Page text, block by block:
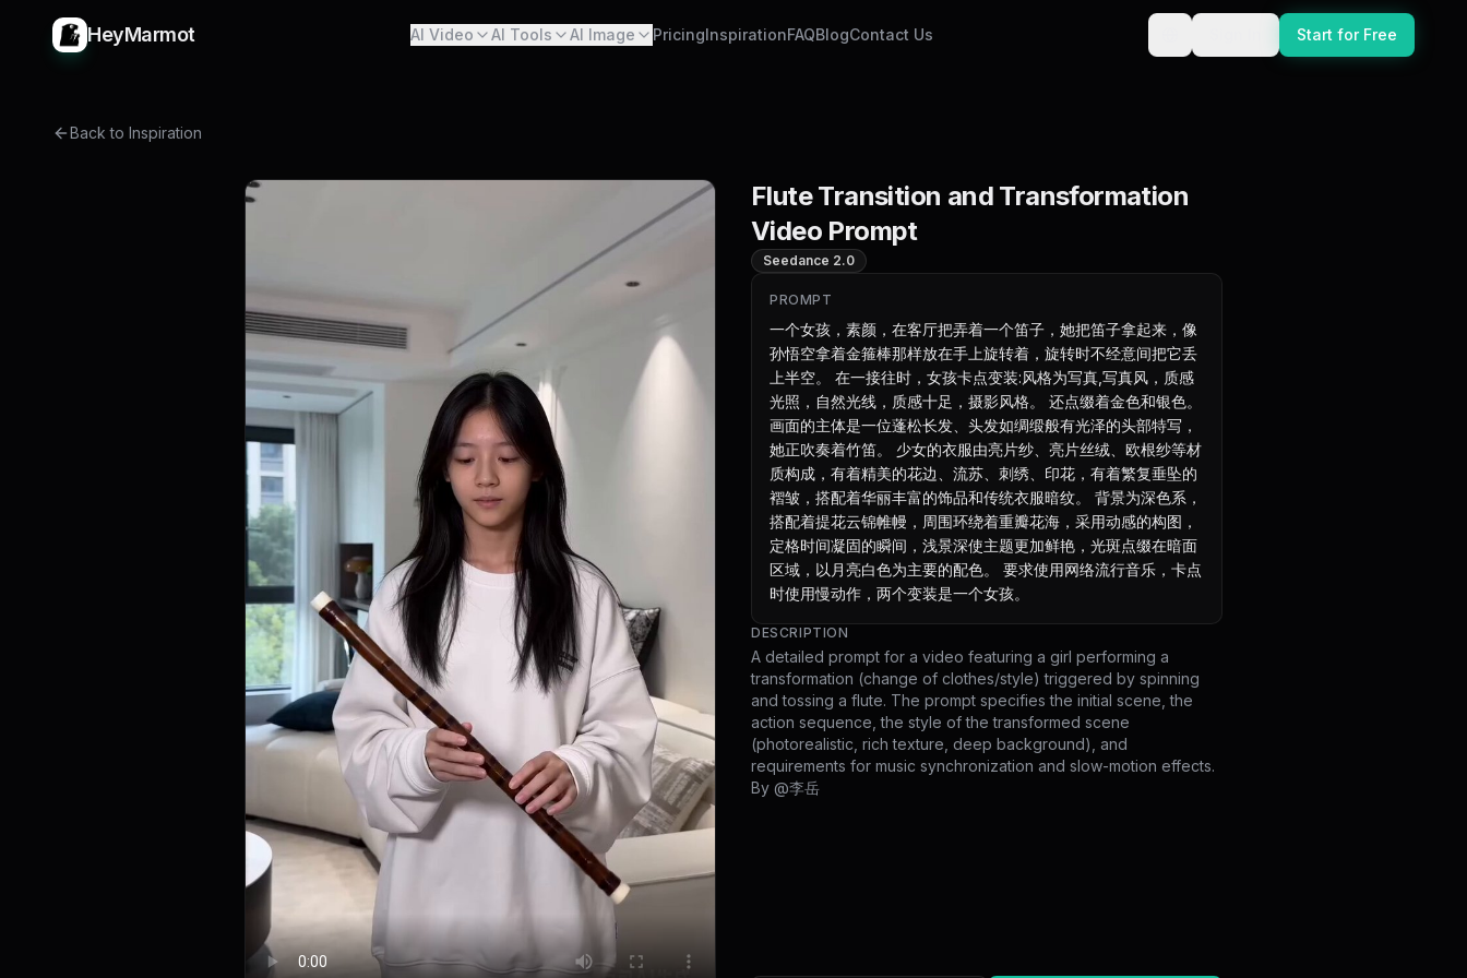
HeyMarmot AI Video AI Tools AI Image PricingInspirationFAQBlogContact Us Start for Free
Back to Inspiration
Flute Transition and Transformation
Video Prompt
Seedance 2.0
PROMPT
一个女孩，素颜，在客厅把弄着一个笛子，她把笛子拿起来，像
孙悟空拿着金箍棒那样放在手上旋转着，旋转时不经意间把它丢
上半空。 在一接往时，女孩卡点变装:风格为写真,写真风，质感
光照，自然光线，质感十足，摄影风格。 还点缀着金色和银色。
画面的主体是一位蓬松长发、头发如绸缎般有光泽的头部特写，
她正吹奏着竹笛。 少女的衣服由亮片纱、亮片丝绒、欧根纱等材
质构成，有着精美的花边、流苏、刺绣、印花，有着繁复垂坠的
褶皱，搭配着华丽丰富的饰品和传统衣服暗纹。 背景为深色系，
搭配着提花云锦帷幔，周围环绕着重瓣花海，采用动感的构图，
定格时间凝固的瞬间，浅景深使主题更加鲜艳，光斑点缀在暗面
区域，以月亮白色为主要的配色。 要求使用网络流行音乐，卡点
时使用慢动作，两个变装是一个女孩。
DESCRIPTION
A detailed prompt for a video featuring a girl performing a
transformation (change of clothes/style) triggered by spinning
and tossing a flute. The prompt specifies the initial scene, the
action sequence, the style of the transformed scene
(photorealistic, rich texture, deep background), and
requirements for music synchronization and slow-motion effects.
By @李岳